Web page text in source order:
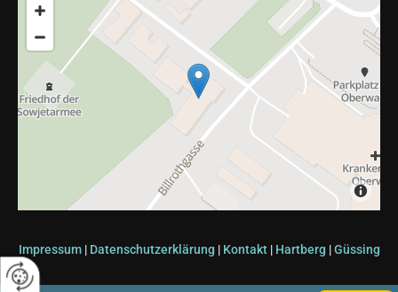
Impressum| Datenschutzerklärung | Kontakt| Hartberg |Güssing